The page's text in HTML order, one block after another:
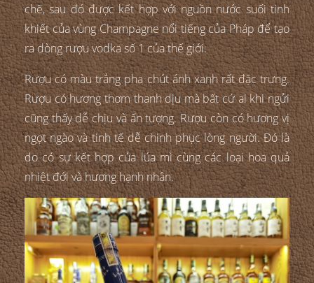
chẽ, sau đó được kết hợp với nguồn nước suối tinh
khiết của vùng Champagne nổi tiếng của Pháp để tạo
ra dòng rượu vodka số 1 của thế giới.
Rượu có màu trắng pha chút ánh xanh rất đặc trưng.
Rượu có hương thơm thanh dịu mà bất cứ ai khi ngửi
cũng thấy dễ chịu và ấn tượng. Rượu còn có hương vị
ngọt ngào và tinh tế dễ chinh phục lòng người. Đó là
do có sự kết hợp của lúa mì cùng các loại hoa quả
nhiệt đới và hương hạnh nhân.